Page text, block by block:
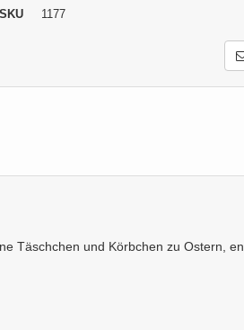
SKU
1177
Täschchen und Körbchen zu Ostern,